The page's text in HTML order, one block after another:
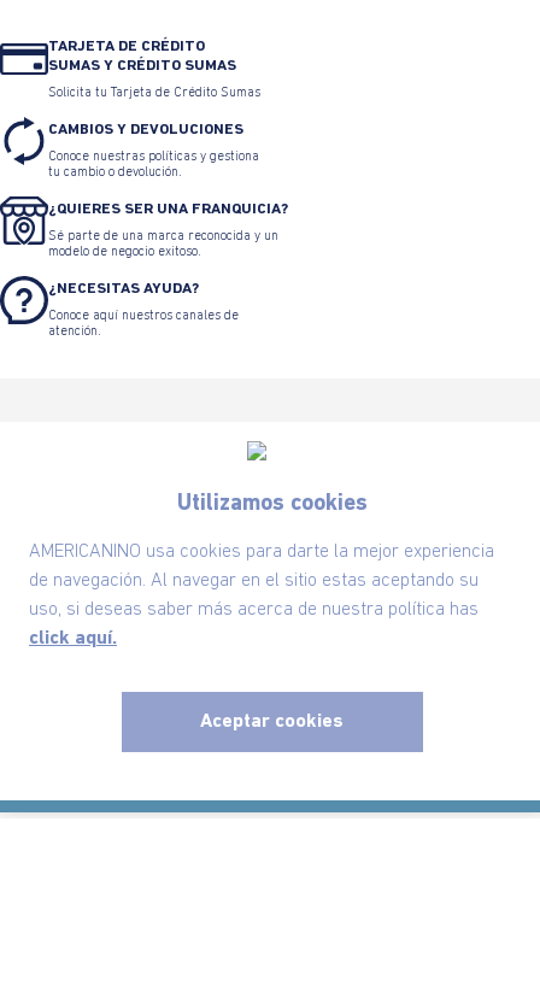
Utilizamos cookies
AMERICANINO usa cookies para darte la mejor experiencia
de navegación. Al navegar en el sitio estas aceptando su
uso, si deseas saber más acerca de nuestra política has
click aquí.
Aceptar cookies
TARJETA DE CRÉDITO
SUMAS Y CRÉDITO SUMAS
Solicita tu Tarjeta de Crédito Sumas
CAMBIOS Y DEVOLUCIONES
Conoce nuestras políticas y gestiona
tu cambio o devolución.
¿QUIERES SER UNA FRANQUICIA?
Sé parte de una marca reconocida y un
modelo de negocio exitoso.
¿NECESITAS AYUDA?
Conoce aquí nuestros canales de
atención.
las ofertas exclusivas y lo último en moda
SUSCRÍBETE AHORA